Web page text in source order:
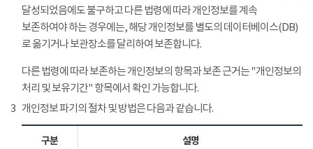
달성되었음에도 불구하고 다른 법령에 따라 개인정보를 계속
보존하여야 하는 경우에는, 해당 개인정보를 별도의 데이터베이스(DB)
로 옮기거나 보관장소를 달리하여 보존합니다.
다른 법령에 따라 보존하는 개인정보의 항목과 보존 근거는 "개인정보의
처리 및 보유기간" 항목에서 확인 가능합니다.
3 개인정보 파기의 절차 및 방법은 다음과 같습니다.
구분 설명